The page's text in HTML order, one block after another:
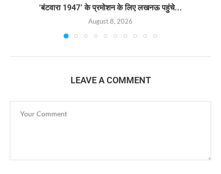
‘बंटवारा 1947’ के प्रमोशन के लिए लखनऊ पहुंचे...
August 8, 2026
LEAVE A COMMENT